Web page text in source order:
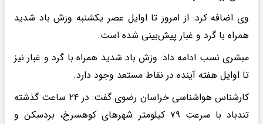
وی اضافه کرد: از امروز تا اوایل عصر یکشنبه وزش باد شدید
همراه با گرد و غبار پیش‌بینی شده است.
مبشری نسب ادامه داد: وزش باد شدید همراه با گرد و غبار نیز
تا اوایل هفته آینده در نقاط مستعد وجود دارد.
کارشناس هواشناسی خراسان رضوی گفت: در ۲۴ ساعت گذشته
تندباد با سرعت ۷۹ کیلومتر شهرهای کوهسرخ، بردسکن و